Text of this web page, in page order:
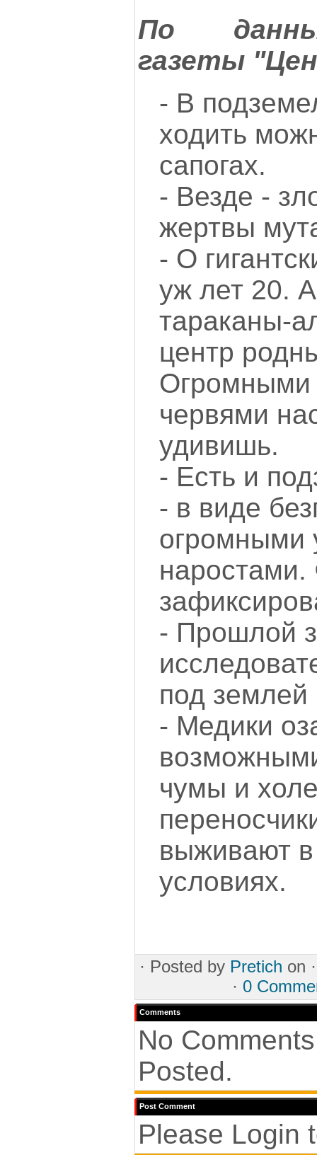
По
газеты
- В
ходить
сапогах.
- Везде -
жертвы
- О
уж лет 20.
тараканы-
центр
Огромными
червями
удивишь.
- Есть и
- в виде
огромными
наростами.
- Прошлой
под
- Медики
чумы и
выживают в
условиях.
· Posted by Pretich on
· 0
Comments
No
Posted.
Post Comment
Please Login